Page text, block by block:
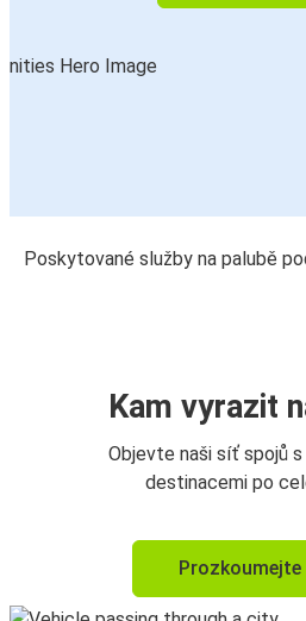
Poskytované služby na palubě
Kam vyrazit
Objevte naši síť spojů
destinacemi po
Prozkoumejte